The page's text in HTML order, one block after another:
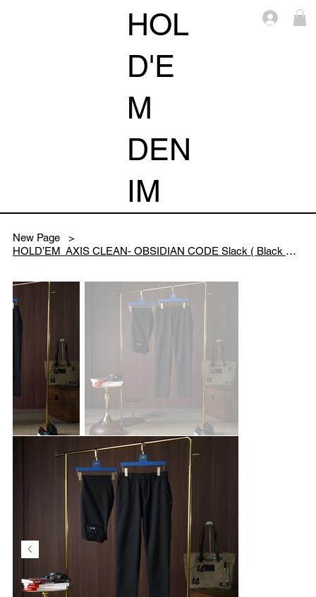
HOL
D'E
M
DEN
IM
Log
New Page
>
HOLD’EM AXIS CLEAN- OBSIDIAN CODE Slack ( Black Color ) 2026